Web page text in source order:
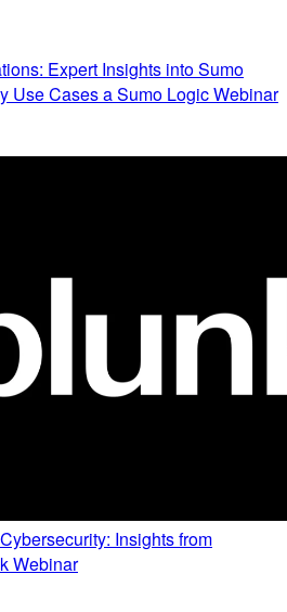
Expert Insights into Sumo
Use Cases a Sumo Logic Webinar
Insights from
Webinar